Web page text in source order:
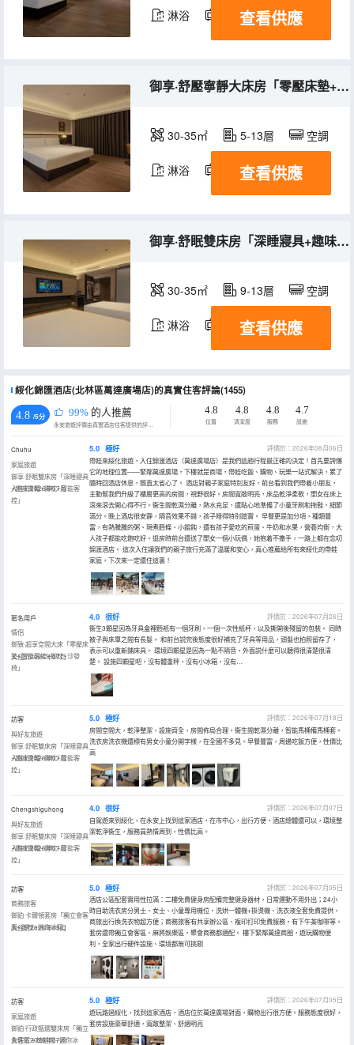
淋浴 電視機
查看供應
御享·舒壓寧靜大床房「零壓床墊+御枕+智能客控」
30-35㎡ 5-13層 空調
淋浴 電視機
查看供應
御享·舒眠雙床房「深睡寢具+趣味書籍+御枕+智能客控」
30-35㎡ 9-13層 空調
淋浴 電視機
查看供應
綏化錦匯酒店(北林區萬達廣場店)的真實住客評論(1455)
4.8 /5分 99% 的人推薦
永安旅遊評價由真實酒店住客提供的評價。
4.8
位置
4.8
清潔度
4.8
服務
4.7
設施
Chuhu
家庭旅遊
御享·舒眠雙床房「深睡寢具
+趣味書籍+御枕+智能客
控」
入住於2026年07月
5.0 極好
評價於：2026年08月06日
帶娃來綏化旅遊，入住錦滙酒店（萬達廣場店）是我們這趟行程最正確的決定！首先要誇爆
它的地理位置——緊鄰萬達廣場，下樓就是商場，帶娃吃飯、購物、玩樂一站式解決，累了
隨時回酒店休息，簡直太省心了。 酒店對親子家庭特別友好，前台看到我們帶着小朋友，
主動幫我們升級了樓層更高的房間，視野很好。房間寬敞明亮，床品乾淨柔軟，閨女在床上
滾來滾去開心得不行。衞生間乾濕分離，熱水充足，還貼心地準備了小童牙刷和拖鞋，細節
滿分。晚上酒店很安靜，隔音效果不錯，孩子睡得特別踏實。 早餐更是加分項，種類豐
富，有熱騰騰的粥、現煮麪條、小餛飩，還有孩子愛吃的煎蛋、牛奶和水果，營養均衡，大
人孩子都能吃飽吃好。退房時前台還送了閨女一個小玩偶，她抱着不撒手，一路上都在念叨
錦滙酒店。 這次入住讓我們的親子旅行充滿了温暖和安心，真心推薦給所有來綏化的帶娃
家庭，下次來一定還住這裏！
匿名用戶
情侶
御致·超享空間大床「零壓床
墊+智能客控+御枕+沙發
椅」
入住於2026年07月
4.0 很好
評價於：2026年07月26日
衞生3顆星因為牙具盒裡麪衹有一個牙刷，一個一次性紙杯，以及撕開後殘留的包裝。 同時
被子與床單之間有長髮。 和前台説完後態度很好補充了牙具等用品，頭髮也拍照留存了，
表示可以重新鋪床具。 環境四顆星是因為一點不隔音，外面説什麼可以聽得很清楚很清
楚。 設施四顆星吧，沒有體重秤，沒有小冰箱，沒有…
訪客
與好友旅遊
御享·舒眠雙床房「深睡寢具
+趣味書籍+御枕+智能客
控」
入住於2026年07月
5.0 極好
評價於：2026年07月18日
房間空間大，乾淨整潔，設施齊全，房間佈局合理。衞生間乾濕分離，智能馬桶備馬桶套。
洗衣房洗衣機還標有男女小童分開字樣，在全國不多見。早餐豐富，周邊吃飯方便，性價比
高
Chengshiguhong
與好友旅遊
御享·舒眠雙床房「深睡寢具
+趣味書籍+御枕+智能客
控」
入住於2026年07月
4.0 很好
評價於：2026年07月07日
自駕遊來到綏化，在永安上找到這家酒店，在市中心，出行方便，酒店總體還可以，環境整
潔乾淨衞生，服務員熱情周到，性價比高。
訪客
商務旅客
御鉑·卡爾頓套房「獨立會客
廳+御枕+迷你冰箱」
入住於2026年05月
5.0 極好
評價於：2026年07月05日
酒店公區配套實用性拉滿：二樓免費健身房配備完整健身器材，日常運動不用外出；24小
時自助洗衣房分男士、女士、小童專用機位，洗烘一體機+掛燙機、洗衣液全套免費提供，
商旅出行換洗衣物超方便；商務旅客有共享辦公區、複印打印免費服務，有下午茶咖啡等。
套房還帶獨立會客區、麻將娛樂區，聚會商務都適配。 樓下緊鄰萬達商圈，遊玩購物便
利，全家出行硬件設施、環境都無可挑剔
訪客
家庭旅遊
御鉑·行政甄選雙床房「獨立
會客區＋梳粧間+迷你冰
入住於2026年07月
5.0 極好
評價於：2026年07月05日
遊玩路過綏化，找到這家酒店，酒店位於萬達廣場對面，購物出行很方便。服務態度很好，
套房設施豪華舒適，寬敞整潔、舒適明亮